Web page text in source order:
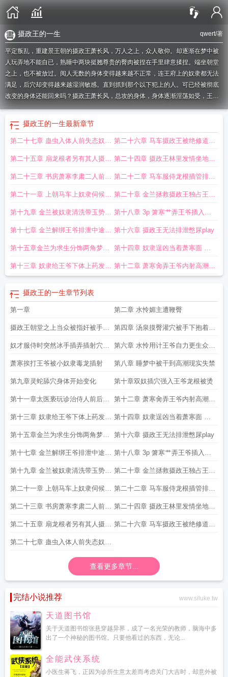
qwert/著
摄政王的一生
平定叛乱，重建景王朝的摄政王萧长风，万人之上，众人敬仰。却逐渐在梦中被
人玩弄地不能自已，熟睡中两块挺翘尊贵的臀肉被捏在手里肆意揉捏。端坐朝堂
之上，也不被放过。阅人无数的身体变得越来越不正常，连王府上的奴隶都无法
满足，后穴却变得越来越湿润敏感。直到抓到那个以下犯上的人。可已经被彻底
改变的身体还能回来吗？摄政王萧长风，总攻的身体，身体逐渐淫荡如受，王府
里开始有好几个受，管家，暗卫，侍人，后面逐渐都需要满足王爷后面的欲望。
王爷最大，其他都靠边站，不过就是一直受苦就是了。随心更新，随意码字。
政王受苦记潇湘
政王被设记全文阅读摄政王受苦记 - 凌虚阁摄政王受苦记萧长风摄政王j摄政
记摄政王被设记 摄政王被记我太甜了 摄政王受苦记箫长风箫寒 摄政王受伤
了摄政王后悔了吗摄政王被设记全文免费阅读摄政王受苦记_凌虚阁摄政王
记萧寒摄政王受苦记免费阅读无弹窗 摄政王上位记免费阅读摄政王受苦记免费
阅读全文笔趣阁 摄政王被记免费阅读 摄政王受苦记byp摄政王被压记 摄政王受
被设记 我太甜了摄政王被投记摄政王被什么记摄政王受苦记最新章节摄政王
苦记TXT
摄政王产子难产 摄政王受苦记byqwert的最新章节内容摄政王受苦记-
凌虚阁摄政王受苦记byqwerth免费阅读摄政王的一生摄政王上位记摄政王受
苦记全文摄政王养成记摄政王受苦记番外摄政王受苦记作者其他作品摄政王
政王
摄政王被 记 我太甜了 摄政王受苦记凌虚阁
记全文免费阅读
摄政王受苦记正版TXT摄政王训妃记免
新章节免费读摄政王受苦记h 摄政王的宠妻记 摄政王受苦记byqwert笔趣阁最新
章节摄政王被罚
摄政王的一生最新章节
第二十七章 蛊虫入体人前失态奴隶
们手指插穴
第二十六章 马车摄政王被绝修道具
强干下身束缚
第二十五章 扇龙根者另有其人摄政
王被压在怀里掌臀射到失神
第二十四章 摄政王林里发情坐地龙
根被扇到失神
第二十三章 书房萧寒李肃二人前后
服侍将军狗奴被踩阴茎
第二十二章 马车服侍龙根插管排泄
彩蛋 青楼口交
第二十一章 上朝马车上奴隶伺候rt
疏解彩蛋王爷灌醉在青楼
第二十章 金兰拯救摄政王独占王爷
半月书房当众口侍
第十九章 金兰被奴隶清洗带玉势受
辱转而报复王爷
第十八章 3p 箫寒艹弄王爷插入金
兰前后夹击爽到昏厥
第十七章 金兰解绑王爷排泄中途使
坏王爷求箫寒进入
第十六章 摄政王无法排泄憋尿play
第十五章金兰为求生分饰两角梦中
捆绑王爷下体
第十四章 奴隶逞凶当着萧寒面 狠
干摄政王人前掌臀
第十三章 奴隶给王爷下体上药发现 第十二章 萧寒肏弄王爷内射高潮事
摄政王的一生章节列表
第一章 第二章 水怜媚主遭鞭臀
摄政王朝堂之上当众被指奸被手下
杨中发现手撸泄精
第四章 汤泉摸臀灌穴被手下抱着后
入插穴
奴才服侍时突然冰手插弄插射穴眼
脚踩阴茎口交深喉舔脚
第六章 水怜用计王爷自力更生众人
舔脚口交
萧寒挨打王爷被小奴隶毒龙插射 第八章 睡梦中被干到高潮现实失禁
第九章灵蛇舔穴身体开始变化 第十章双奴插穴强入王爷龙根被烫
第十一章太医亵玩诊治侍人前后服
侍
第十二章 萧寒肏弄王爷内射高潮事
后清理
第十三章 奴隶给王爷下体上药发现
王爷受虐体质当众私下玩弄
第十四章 奴隶逞凶当着萧寒面 狠
干摄政王人前掌臀
第十五章金兰为求生分饰两角梦中
捆绑王爷下体
第十六章 摄政王无法排泄憋尿play
第十七章 金兰解绑王爷排泄中途使
坏王爷求箫寒进入
第十八章 3p 箫寒艹弄王爷插入金
兰前后夹击爽到昏厥
第十九章 金兰被奴隶清洗带玉势受
辱转而报复王爷
第二十章 金兰拯救摄政王独占王爷
半月书房当众口侍
第二十一章 上朝马车上奴隶伺候rt
疏解彩蛋王爷灌醉在青楼
第二十二章 马车服侍龙根插管排泄
彩蛋 青楼口交
第二十三章 书房萧寒李肃二人前后
服侍将军狗奴被踩阴茎
第二十四章 摄政王林里发情坐地龙
根被扇到失神
第二十五章 扇龙根者另有其人摄政
王被压在怀里掌臀射到失神
第二十六章 马车摄政王被绝修道具
第二十七章 蛊虫入体人前失态奴隶
查看更多章节...
完结小说推荐 www.siluke.tw
天道图书馆
关于天道图书馆张悬穿越异界，成了一名光荣的教师，脑海中多
出了一个神秘的图书馆。只要他看过的东西，无论...
全能武侠系统
小医生蒋飞，正因为诊所生意太差而考虑关门大吉时，却意外被